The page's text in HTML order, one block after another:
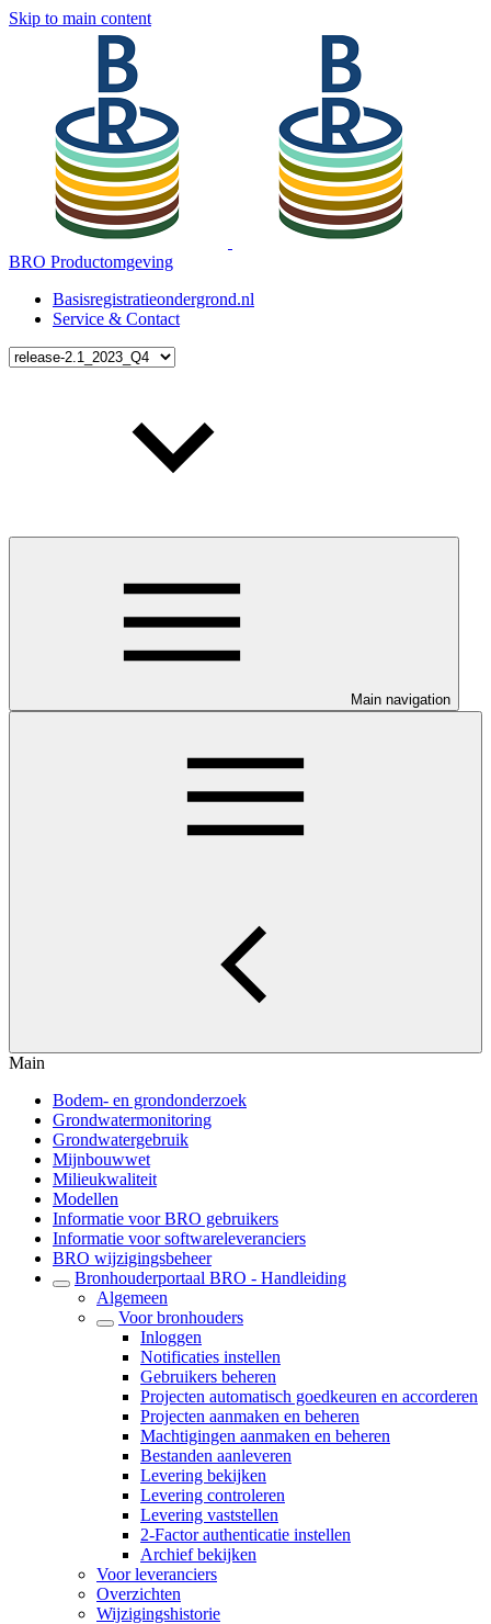
Skip to main content
BRO Productomgeving
Basisregistratieondergrond.nl
Service & Contact
Main navigation
Main
Bodem- en grondonderzoek
Grondwatermonitoring
Grondwatergebruik
Mijnbouwwet
Milieukwaliteit
Modellen
Informatie voor BRO gebruikers
Informatie voor softwareleveranciers
BRO wijzigingsbeheer
Bronhouderportaal BRO - Handleiding
Algemeen
Voor bronhouders
Inloggen
Notificaties instellen
Gebruikers beheren
Projecten automatisch goedkeuren en accorderen
Projecten aanmaken en beheren
Machtigingen aanmaken en beheren
Bestanden aanleveren
Levering bekijken
Levering controleren
Levering vaststellen
2-Factor authenticatie instellen
Archief bekijken
Voor leveranciers
Overzichten
Wijzigingshistorie